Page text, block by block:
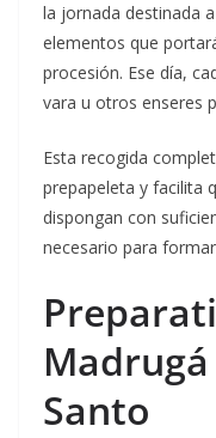
la jornada destinada
elementos que
procesión. Ese día,
vara u otros enseres
Esta recogida
prepapeleta y facilita
dispongan con
necesario para
Santo